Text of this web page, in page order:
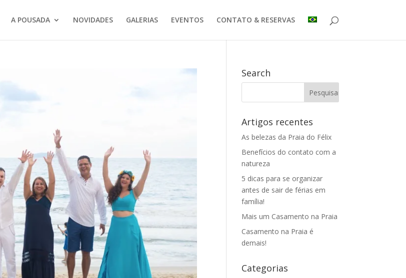
A POUSADA NOVIDADES GALERIAS EVENTOS CONTATO & RESERVAS
Search
Artigos recentes
As belezas da Praia do Félix
Benefícios do contato com a
natureza
5 dicas para se organizar
antes de sair de férias em
família!
Mais um Casamento na Praia
Casamento na Praia é
demais!
Categorias